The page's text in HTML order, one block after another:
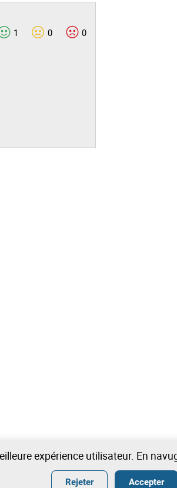
1 0 0
expérience utilisateur. En
Rejeter Accepter